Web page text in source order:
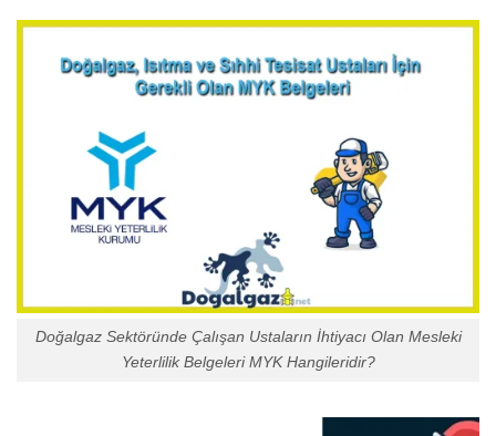
Doğalgaz Sektöründe Çalışan Ustaların İhtiyacı Olan Mesleki
Yeterlilik Belgeleri MYK Hangileridir?